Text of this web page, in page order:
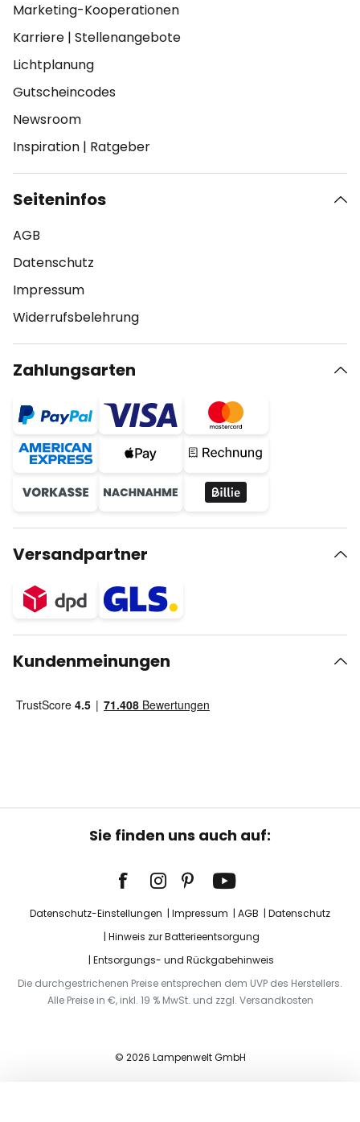
Marketing-Kooperationen
Karriere | Stellenangebote
Lichtplanung
Gutscheincodes
Newsroom
Inspiration | Ratgeber
Seiteninfos
AGB
Datenschutz
Impressum
Widerrufsbelehrung
Zahlungsarten
Versandpartner
Kundenmeinungen
Sie finden uns auch auf:
Datenschutz-Einstellungen Impressum AGB
Datenschutz
Hinweis zur Batterieentsorgung
Entsorgungs- und Rückgabehinweis
Die durchgestrichenen Preise entsprechen dem UVP des Herstellers.
Alle Preise in €, inkl. 19 % MwSt. und zzgl. Versandkosten
© 2026 Lampenwelt GmbH